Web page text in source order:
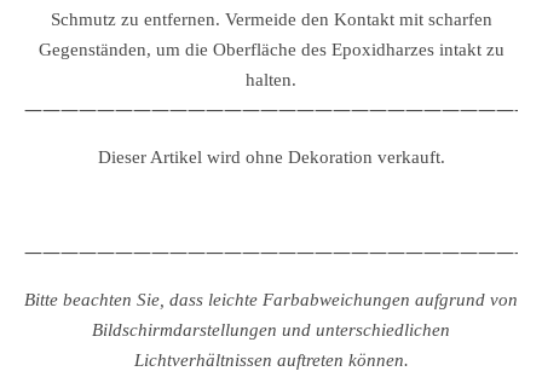
Schmutz zu entfernen. Vermeide den Kontakt mit scharfen
Gegenständen, um die Oberfläche des Epoxidharzes intakt zu
halten.
Dieser Artikel wird ohne Dekoration verkauft.
Bitte beachten Sie, dass leichte Farbabweichungen aufgrund von
Bildschirmdarstellungen und unterschiedlichen
Lichtverhältnissen auftreten können.